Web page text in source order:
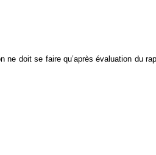
doit se faire qu’après évaluation du